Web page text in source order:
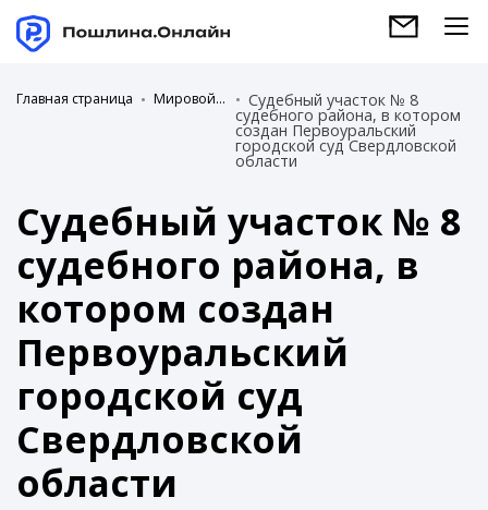
Главная страница Мировой суд Судебный участок № 8
судебного района, в котором
создан Первоуральский
городской суд Свердловской
области
Судебный участок № 8
судебного района, в
котором создан
Первоуральский
городской суд
Свердловской
области